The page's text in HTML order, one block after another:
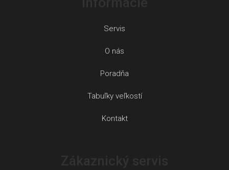
Servis
O nás
Poradňa
Tabuľky veľkostí
Kontakt